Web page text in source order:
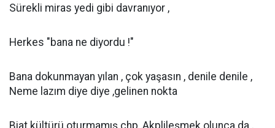
Sürekli miras yedi gibi davranıyor ,
Herkes "bana ne diyordu !"
Bana dokunmayan yılan , çok yaşasın , denile denile ,
Neme lazım diye diye ,gelinen nokta
Biat kültürü oturmamış chp ,Akplileşmek olunca da ,